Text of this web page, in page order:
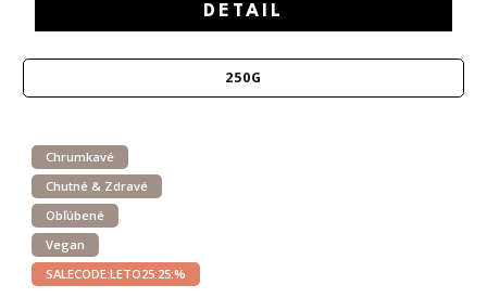
DETAIL
250G
Chrumkavé
Chutné & Zdravé
Obľúbené
Vegan
SALECODE:LETO25:25:%